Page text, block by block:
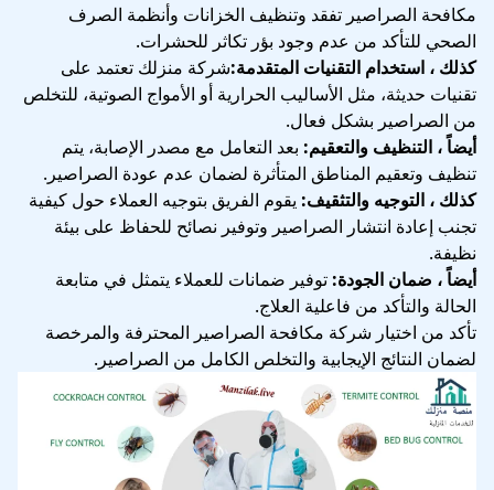
مكافحة الصراصير تفقد وتنظيف الخزانات وأنظمة الصرف
الصحي للتأكد من عدم وجود بؤر تكاثر للحشرات.
كذلك ، استخدام التقنيات المتقدمة:شركة منزلك تعتمد على
تقنيات حديثة، مثل الأساليب الحرارية أو الأمواج الصوتية، للتخلص
من الصراصير بشكل فعال.
أيضاً ، التنظيف والتعقيم: بعد التعامل مع مصدر الإصابة، يتم
تنظيف وتعقيم المناطق المتأثرة لضمان عدم عودة الصراصير.
كذلك ، التوجيه والتثقيف: يقوم الفريق بتوجيه العملاء حول كيفية
تجنب إعادة انتشار الصراصير وتوفير نصائح للحفاظ على بيئة
نظيفة.
أيضاً ، ضمان الجودة: توفير ضمانات للعملاء يتمثل في متابعة
الحالة والتأكد من فاعلية العلاج.
تأكد من اختيار شركة مكافحة الصراصير المحترفة والمرخصة
لضمان النتائج الإيجابية والتخلص الكامل من الصراصير.